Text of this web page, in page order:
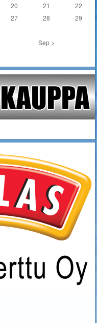
20 21
22
27 28
29
Sep >